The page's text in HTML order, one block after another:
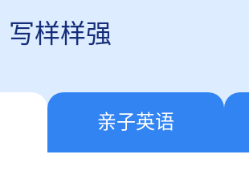
写样样强
亲子英语